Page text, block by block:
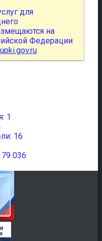
для
на
Федерации
1
16
036